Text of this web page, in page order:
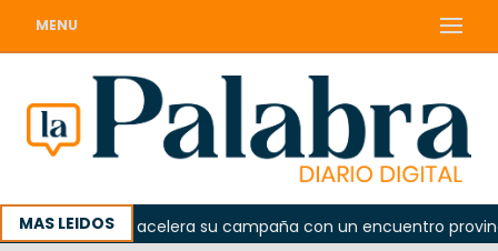
MENU
MAS LEIDOS
peronismo acelera su campaña con un encuentro provincial